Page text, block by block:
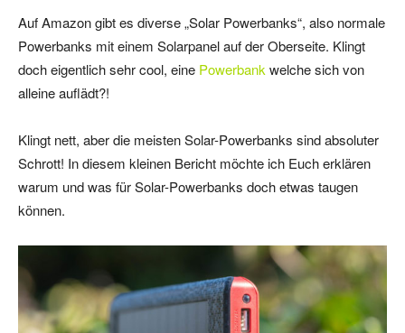
Auf Amazon gibt es diverse „Solar Powerbanks“, also normale
Powerbanks mit einem Solarpanel auf der Oberseite. Klingt
doch eigentlich sehr cool, eine Powerbank welche sich von
alleine auflädt?!
Klingt nett, aber die meisten Solar-Powerbanks sind absoluter
Schrott! In diesem kleinen Bericht möchte ich Euch erklären
warum und was für Solar-Powerbanks doch etwas taugen
können.